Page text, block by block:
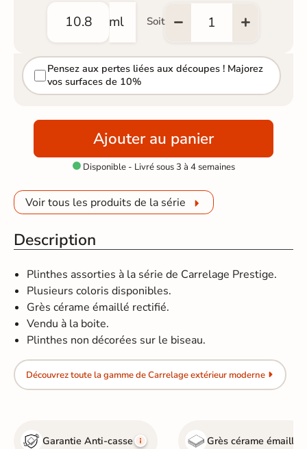
ml Soit
Pensez aux pertes liées aux découpes ! Majorez
vos surfaces de 10%
Ajouter au panier
Disponible - Livré sous 3 à 4 semaines
Voir tous les produits de la série
Description
Plinthes assorties à la série de Carrelage Prestige.
Plusieurs coloris disponibles.
Grès cérame émaillé rectifié.
Vendu à la boite.
Plinthes non décorées sur le biseau.
Découvrez toute la gamme de Carrelage extérieur moderne
Garantie Anti-casse Grès cérame émaillé